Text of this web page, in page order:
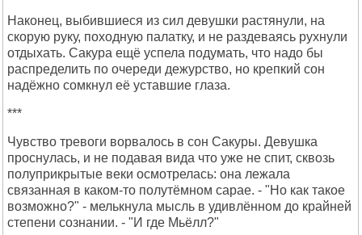
Наконец, выбившиеся из сил девушки растянули, на
скорую руку, походную палатку, и не раздеваясь рухнули
отдыхать. Сакура ещё успела подумать, что надо бы
распределить по очереди дежурство, но крепкий сон
надёжно сомкнул её уставшие глаза.
***
Чувство тревоги ворвалось в сон Сакуры. Девушка
проснулась, и не подавая вида что уже не спит, сквозь
полуприкрытые веки осмотрелась: она лежала
связанная в каком-то полутёмном сарае. - "Но как такое
возможно?" - мелькнула мысль в удивлённом до крайней
степени сознании. - "И где Мьёлл?"